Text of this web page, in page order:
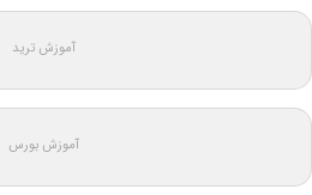
آموزش ترید
آموزش بورس